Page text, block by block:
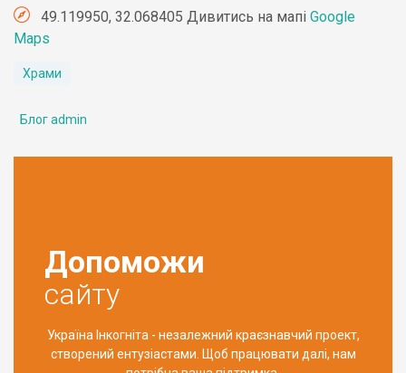
49.119950, 32.068405 Дивитись на мапі Google
Maps
Храми
Блог admin
Допоможи
сайту
Україна Інкогніта - незалежний краєзнавчий проект,
створений ентузіастами. Щоб працювати далі, нам